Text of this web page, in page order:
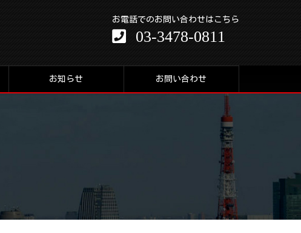
お電話でのお問い合わせはこちら
03-3478-0811
お知らせ お問い合わせ